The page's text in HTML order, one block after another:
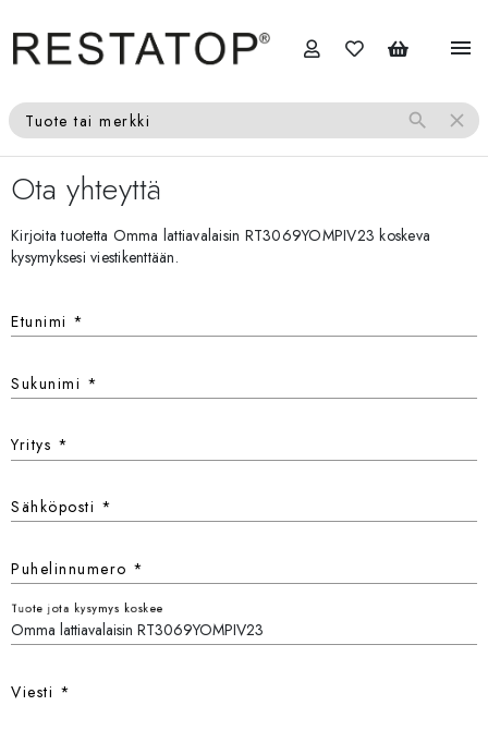
menu
Tuote tai merkki search close
Ota yhteyttä
Kirjoita tuotetta Omma lattiavalaisin RT3069YOMPIV23 koskeva
kysymyksesi viestikenttään.
Etunimi *
Sukunimi *
Yritys *
Sähköposti *
Puhelinnumero *
Tuote jota kysymys koskee
Viesti *